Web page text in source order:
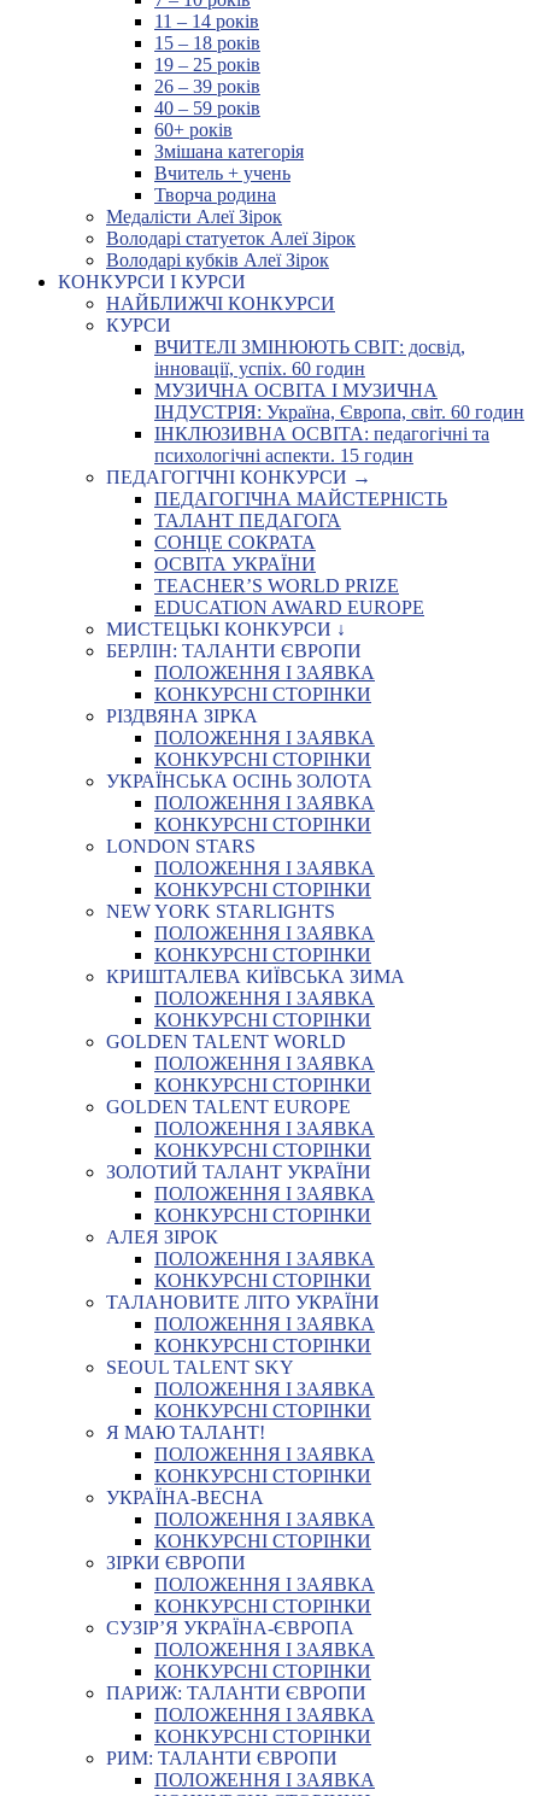
11 – 14 років
15 – 18 років
19 – 25 років
26 – 39 років
40 – 59 років
60+ років
Змішана категорія
Вчитель + учень
Творча родина
Медалісти Алеї Зірок
Володарі статуеток Алеї Зірок
Володарі кубків Алеї Зірок
КОНКУРСИ І КУРСИ
НАЙБЛИЖЧІ КОНКУРСИ
КУРСИ
ВЧИТЕЛІ ЗМІНЮЮТЬ СВІТ: досвід,
інновації, успіх. 60 годин
МУЗИЧНА ОСВІТА І МУЗИЧНА
ІНДУСТРІЯ: Україна, Європа, світ. 60 годин
ІНКЛЮЗИВНА ОСВІТА: педагогічні та
психологічні аспекти. 15 годин
ПЕДАГОГІЧНІ КОНКУРСИ →
ПЕДАГОГІЧНА МАЙСТЕРНІСТЬ
ТАЛАНТ ПЕДАГОГА
СОНЦЕ СОКРАТА
ОСВІТА УКРАЇНИ
TEACHER’S WORLD PRIZE
EDUCATION AWARD EUROPE
МИСТЕЦЬКІ КОНКУРСИ ↓
БЕРЛІН: ТАЛАНТИ ЄВРОПИ
ПОЛОЖЕННЯ І ЗАЯВКА
КОНКУРСНІ СТОРІНКИ
РІЗДВЯНА ЗІРКА
ПОЛОЖЕННЯ І ЗАЯВКА
КОНКУРСНІ СТОРІНКИ
УКРАЇНСЬКА ОСІНЬ ЗОЛОТА
ПОЛОЖЕННЯ І ЗАЯВКА
КОНКУРСНІ СТОРІНКИ
LONDON STARS
ПОЛОЖЕННЯ І ЗАЯВКА
КОНКУРСНІ СТОРІНКИ
NEW YORK STARLIGHTS
ПОЛОЖЕННЯ І ЗАЯВКА
КОНКУРСНІ СТОРІНКИ
КРИШТАЛЕВА КИЇВСЬКА ЗИМА
ПОЛОЖЕННЯ І ЗАЯВКА
КОНКУРСНІ СТОРІНКИ
GOLDEN TALENT WORLD
ПОЛОЖЕННЯ І ЗАЯВКА
КОНКУРСНІ СТОРІНКИ
GOLDEN TALENT EUROPE
ПОЛОЖЕННЯ І ЗАЯВКА
КОНКУРСНІ СТОРІНКИ
ЗОЛОТИЙ ТАЛАНТ УКРАЇНИ
ПОЛОЖЕННЯ І ЗАЯВКА
КОНКУРСНІ СТОРІНКИ
АЛЕЯ ЗІРОК
ПОЛОЖЕННЯ І ЗАЯВКА
КОНКУРСНІ СТОРІНКИ
ТАЛАНОВИТЕ ЛІТО УКРАЇНИ
ПОЛОЖЕННЯ І ЗАЯВКА
КОНКУРСНІ СТОРІНКИ
SEOUL TALENT SKY
ПОЛОЖЕННЯ І ЗАЯВКА
КОНКУРСНІ СТОРІНКИ
Я МАЮ ТАЛАНТ!
ПОЛОЖЕННЯ І ЗАЯВКА
КОНКУРСНІ СТОРІНКИ
УКРАЇНА-ВЕСНА
ПОЛОЖЕННЯ І ЗАЯВКА
КОНКУРСНІ СТОРІНКИ
ЗІРКИ ЄВРОПИ
ПОЛОЖЕННЯ І ЗАЯВКА
КОНКУРСНІ СТОРІНКИ
СУЗІР’Я УКРАЇНА-ЄВРОПА
ПОЛОЖЕННЯ І ЗАЯВКА
КОНКУРСНІ СТОРІНКИ
ПАРИЖ: ТАЛАНТИ ЄВРОПИ
ПОЛОЖЕННЯ І ЗАЯВКА
КОНКУРСНІ СТОРІНКИ
РИМ: ТАЛАНТИ ЄВРОПИ
ПОЛОЖЕННЯ І ЗАЯВКА